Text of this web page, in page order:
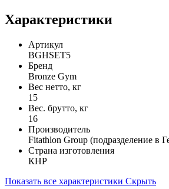
Характеристики
Артикул
BGHSET5
Бренд
Bronze Gym
Вес нетто, кг
15
Вес. брутто, кг
16
Производитель
Fitathlon Group (подразделение в
Страна изготовления
КНР
Показать все характеристики Скрыть